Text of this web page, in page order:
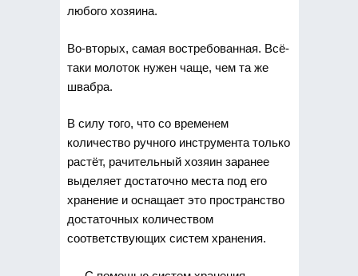
любого хозяина.
Во-вторых, самая востребованная. Всё-
таки молоток нужен чаще, чем та же
швабра.
В силу того, что со временем
количество ручного инструмента только
растёт, рачительный хозяин заранее
выделяет достаточно места под его
хранение и оснащает это пространство
достаточных количеством
соответствующих систем хранения.